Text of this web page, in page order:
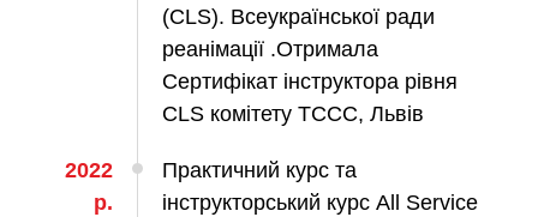
косметология
косметология
эпиляция
косметология
(CLS). Всеукраїнської ради
реанімації .Отримала
Сертифікат інструктора рівня
CLS комітету ТССС, Львів
2022
р.
Практичний курс та
інструкторський курс All Service